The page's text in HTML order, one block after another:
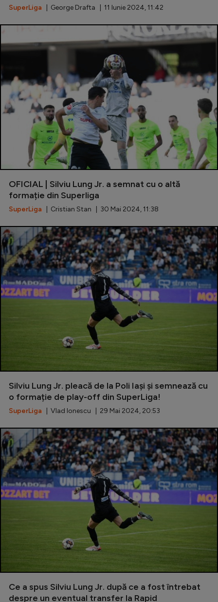
Starurile fotbalului
EURO 2024
Stranieri
Clasamente
Tenis
Handbal
Formula 1
Gimnastică
Auto
Rugby
Ciclism
Alte sporturi
JO 2024
JO 2026
Intră în cont
Creează cont
SuperLiga | George Drafta | 11 Iunie 2024, 11:42
OFICIAL | Silviu Lung Jr. a semnat cu o altă
formație din Superliga
SuperLiga | Cristian Stan | 30 Mai 2024, 11:38
Silviu Lung Jr. pleacă de la Poli Iași și semnează cu
o formație de play-off din SuperLiga!
SuperLiga | Vlad Ionescu | 29 Mai 2024, 20:53
Ce a spus Silviu Lung Jr. după ce a fost întrebat
despre un eventual transfer la Rapid